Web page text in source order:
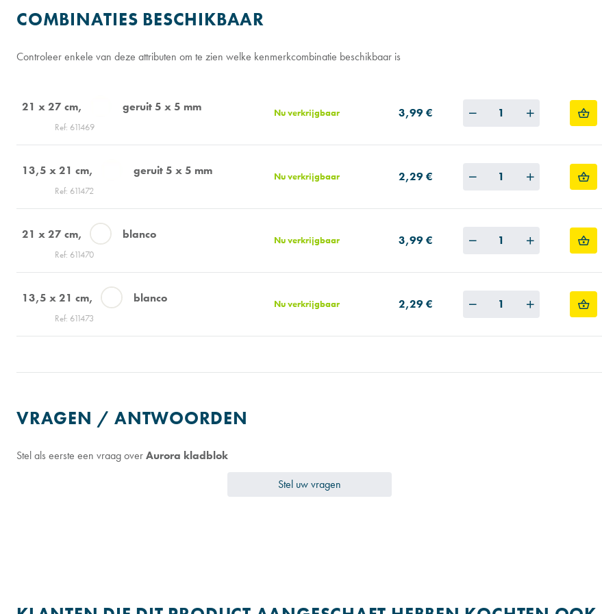
COMBINATIES BESCHIKBAAR
Controleer enkele van deze attributen om te zien welke kenmerkcombinatie beschikbaar is
21 x 27 cm geruit 5 x 5 mm
Ref: 611469
Nu verkrijgbaar 3,99 € Quantity
13,5 x 21 cm geruit 5 x 5 mm
Ref: 611472
Nu verkrijgbaar 2,29 € Quantity
21 x 27 cm blanco
Ref: 611470
Nu verkrijgbaar 3,99 € Quantity
13,5 x 21 cm blanco
Ref: 611473
Nu verkrijgbaar 2,29 € Quantity
VRAGEN / ANTWOORDEN
Stel als eerste een vraag overAurora kladblok
Stel uw vragen